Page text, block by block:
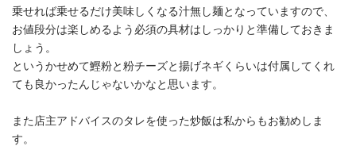
乗せれば乗せるだけ美味しくなる汁無し麺となっていますので、
お値段分は楽しめるよう必須の具材はしっかりと準備しておきま
しょう。
というかせめて鰹粉と粉チーズと揚げネギくらいは付属してくれ
ても良かったんじゃないかなと思います。
また店主アドバイスのタレを使った炒飯は私からもお勧めしま
す。